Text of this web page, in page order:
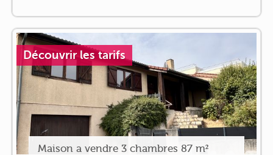
Découvrir les tarifs
Maison a vendre 3 chambres 87 m²